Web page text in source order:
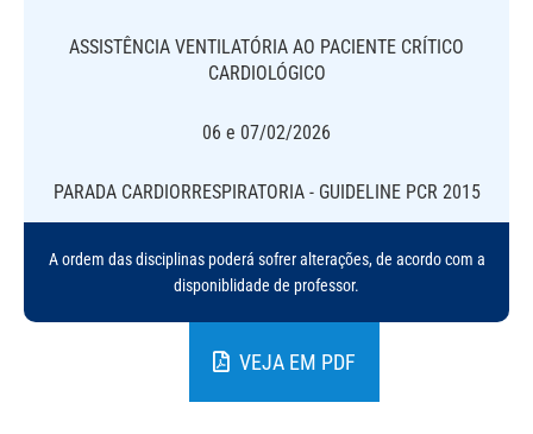
ASSISTÊNCIA VENTILATÓRIA AO PACIENTE CRÍTICO
CARDIOLÓGICO
06 e 07/02/2026
PARADA CARDIORRESPIRATORIA - GUIDELINE PCR 2015
A ordem das disciplinas poderá sofrer alterações, de acordo com a
disponiblidade de professor.
VEJA EM PDF